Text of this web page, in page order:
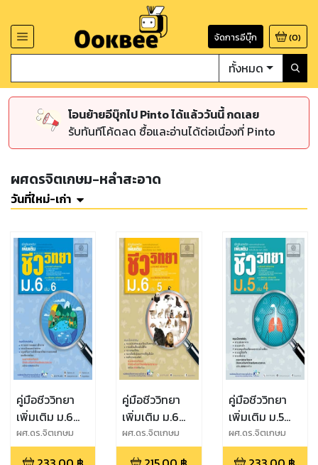
จัดการอีบุ๊ก (0)
ทั้งหมด
โอนย้ายอีบุ๊กไป Pinto ได้แล้ววันนี้ กดเลย
รับทันทีโค้ดลด ซื้อและอ่านได้ต่อเนื่องที่ Pinto
ผศดรจิตเกษม-หลำสะอาด
วันที่ใหม่-เก่า
คู่มือชีววิทยา
เพิ่มเติม ม.6
เล่ม 6
(หลักสูตร
ผศ.ดร.จิตเกษม
หลำ
คู่มือชีววิทยา
เพิ่มเติม ม.6
เล่ม 5
(หลักสูตร
ผศ.ดร.จิตเกษม
หลำ
คู่มือชีววิทยา
เพิ่มเติม ม.5
เล่ม 4
(หลักสูตร
ผศ.ดร.จิตเกษม
หลำ